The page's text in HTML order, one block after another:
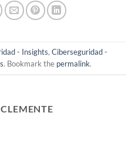
- Insights, Ciberseguridad -
. Bookmark the permalink.